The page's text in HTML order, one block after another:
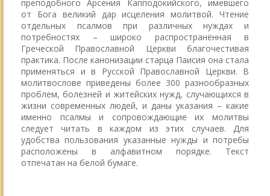
преподобного Арсения Капподокийского, имевшего
от Бога великий дар исцеления молитвой. Чтение
отдельных псалмов при различных нуждах и
потребностях – широко распространённая в
Греческой Православной Церкви благочестивая
практика. После канонизации старца Паисия она стала
применяться и в Русской Православной Церкви. В
молитвослове приведены более 300 разнообразных
проблем, болезней и житейских нужд, случающихся в
жизни современных людей, и даны указания – какие
именно псалмы и сопровождающие их молитвы
следует читать в каждом из этих случаев. Для
удобства пользования указанные нужды и потребы
расположены в алфавитном порядке. Текст
отпечатан на белой бумаге.